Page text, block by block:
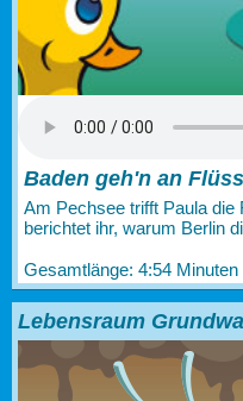
Baden geh'n an
Am Pechsee trifft Paula
berichtet ihr, warum Berlin
Gesamtlänge: 4:54 Minuten
Lebensraum